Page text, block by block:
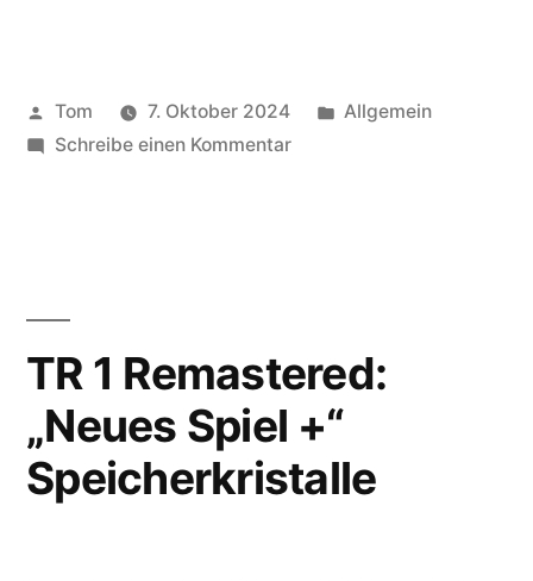
Speedrun“
Veröffentlicht
von
Tom 7. Oktober 2024
Veröffentlicht
Allgemein
Schreibe einen Kommentarzu
TR 1 Remastered:
„Neues Spiel +“
Speicherkristalle